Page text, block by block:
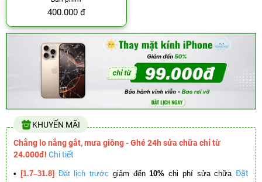
400.000 đ
KHUYẾN MÃI
Chẳng lo nắng gắt, mưa giông - Ghé 24h sửa chữa chỉ từ
24.000đ! Chi tiết
• [1.7–31.8] Đặt lịch trước giảm đến10% chi phí sửa chữa Đặt